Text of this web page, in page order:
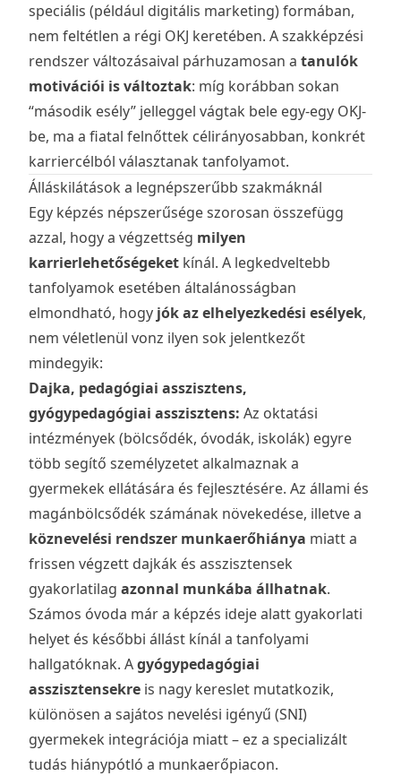
speciális (például digitális marketing) formában,
nem feltétlen a régi OKJ keretében. A szakképzési
rendszer változásaival párhuzamosan a tanulók
motivációi is változtak: míg korábban sokan
“második esély” jelleggel vágtak bele egy-egy OKJ-
be, ma a fiatal felnőttek célirányosabban, konkrét
karriercélból választanak tanfolyamot.
Álláskilátások a legnépszerűbb szakmáknál
Egy képzés népszerűsége szorosan összefügg
azzal, hogy a végzettség milyen
karrierlehetőségeket kínál. A legkedveltebb
tanfolyamok esetében általánosságban
elmondható, hogy jók az elhelyezkedési esélyek,
nem véletlenül vonz ilyen sok jelentkezőt
mindegyik:
Dajka, pedagógiai asszisztens,
gyógypedagógiai asszisztens: Az oktatási
intézmények (bölcsődék, óvodák, iskolák) egyre
több segítő személyzetet alkalmaznak a
gyermekek ellátására és fejlesztésére. Az állami és
magánbölcsődék számának növekedése, illetve a
köznevelési rendszer munkaerőhiánya miatt a
frissen végzett dajkák és asszisztensek
gyakorlatilag azonnal munkába állhatnak.
Számos óvoda már a képzés ideje alatt gyakorlati
helyet és későbbi állást kínál a tanfolyami
hallgatóknak. Agyógypedagógiai
asszisztensekre is nagy kereslet mutatkozik,
különösen a sajátos nevelési igényű (SNI)
gyermekek integrációja miatt – ez a specializált
tudás hiánypótló a munkaerőpiacon.